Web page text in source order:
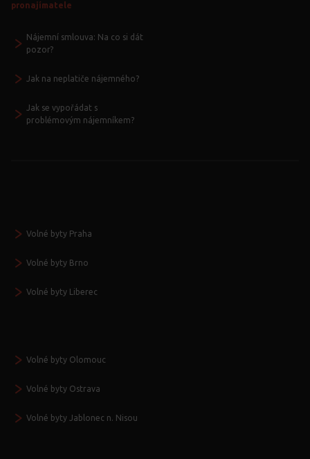
pronajímatele
Nájemní smlouva: Na co si dát
pozor?
Jak na neplatiče nájemného?
Jak se vypořádat s
problémovým nájemníkem?
Volné byty Praha
Volné byty Brno
Volné byty Liberec
Volné byty Olomouc
Volné byty Ostrava
Volné byty Jablonec n. Nisou